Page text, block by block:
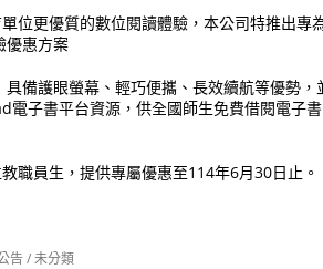
位更優質的數位閱讀體驗，本公司特推出專
優惠方案
備護眼螢幕、輕巧便攜、長效續航等優勢
電子書平台資源，供全國師生免費借閱電子
職員生，提供專屬優惠至114年6月30日止。
告/未分類